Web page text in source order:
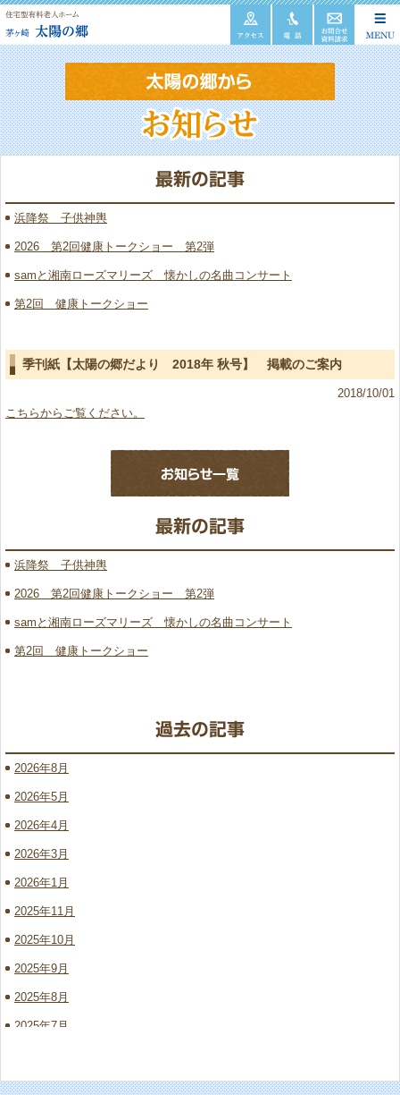
浜降祭 子供神輿
2026 第2回健康トークショー 第2弾
samと湘南ローズマリーズ 懐かしの名曲コンサート
第2回 健康トークショー
季刊紙【太陽の郷だより 2018年 秋号】 掲載のご案内
2018/10/01
こちらからご覧ください。
浜降祭 子供神輿
2026 第2回健康トークショー 第2弾
samと湘南ローズマリーズ 懐かしの名曲コンサート
第2回 健康トークショー
2026年8月
2026年5月
2026年4月
2026年3月
2026年1月
2025年11月
2025年10月
2025年9月
2025年8月
2025年7月
2025年5月